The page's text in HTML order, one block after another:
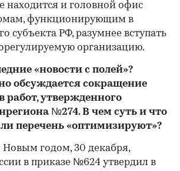
находится и головной офис
функционирующим в
субъекта РФ, разумнее вступать
организацию.
«новости с полей»?
обсуждается сокращение
работ, утвержденного
№274. В чем суть и что
перечень «оптимизируют»?
годом, 30 декабря,
в приказе №624 утвердил в